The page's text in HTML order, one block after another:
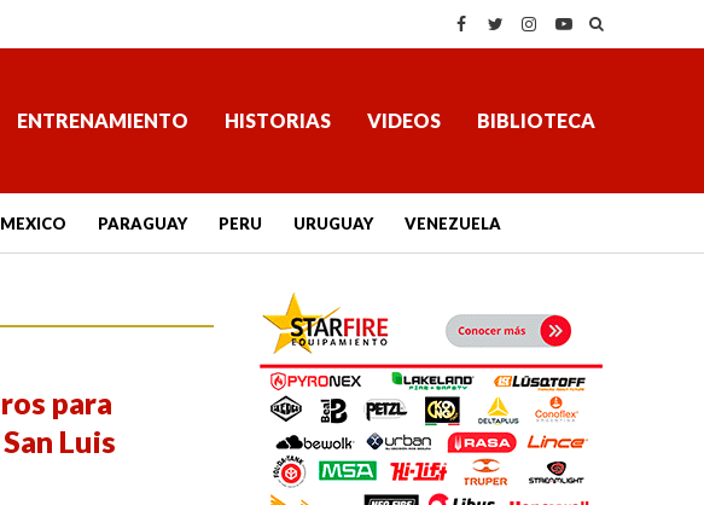
ENTRENAMIENTO HISTORIAS VIDEOS BIBLIOTECA
MEXICO PARAGUAY PERU URUGUAY VENEZUELA
para
Luis